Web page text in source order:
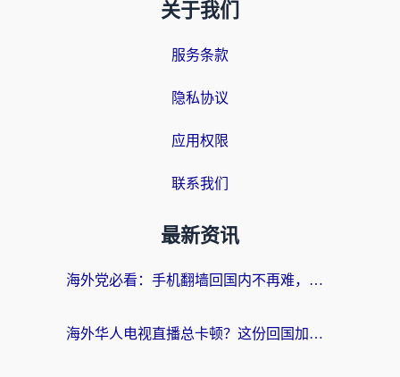
关于我们
服务条款
隐私协议
应用权限
联系我们
最新资讯
海外党必看：手机翻墙回国内不再难，一篇搞定无缝访问国内资源指南
海外华人电视直播总卡顿？这份回国加速器选择指南帮你无缝看国内资源